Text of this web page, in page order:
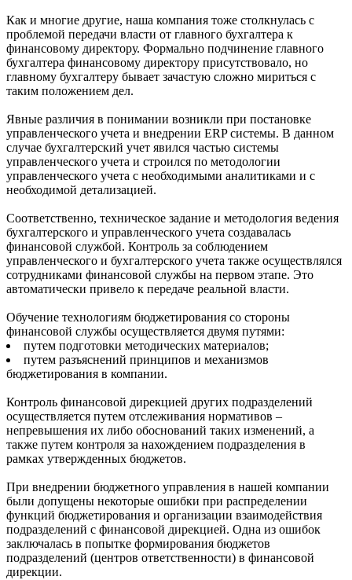
Как и многие другие, наша компания тоже столкнулась с
проблемой передачи власти от главного бухгалтера к
финансовому директору. Формально подчинение главного
бухгалтера финансовому директору присутствовало, но
главному бухгалтеру бывает зачастую сложно мириться с
таким положением дел.
Явные различия в понимании возникли при постановке
управленческого учета и внедрении ERP системы. В данном
случае бухгалтерский учет явился частью системы
управленческого учета и строился по методологии
управленческого учета с необходимыми аналитиками и с
необходимой детализацией.
Соответственно, техническое задание и методология ведения
бухгалтерского и управленческого учета создавалась
финансовой службой. Контроль за соблюдением
управленческого и бухгалтерского учета также осуществлялся
сотрудниками финансовой службы на первом этапе. Это
автоматически привело к передаче реальной власти.
Обучение технологиям бюджетирования со стороны
финансовой службы осуществляется двумя путями:
путем подготовки методических материалов;
путем разъяснений принципов и механизмов
бюджетирования в компании.
Контроль финансовой дирекцией других подразделений
осуществляется путем отслеживания нормативов –
непревышения их либо обоснований таких изменений, а
также путем контроля за нахождением подразделения в
рамках утвержденных бюджетов.
При внедрении бюджетного управления в нашей компании
были допущены некоторые ошибки при распределении
функций бюджетирования и организации взаимодействия
подразделений с финансовой дирекцией. Одна из ошибок
заключалась в попытке формирования бюджетов
подразделений (центров ответственности) в финансовой
дирекции.